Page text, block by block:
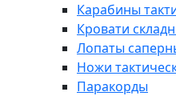
Карабины
Кровати
Лопаты
Ножи
Паракорды